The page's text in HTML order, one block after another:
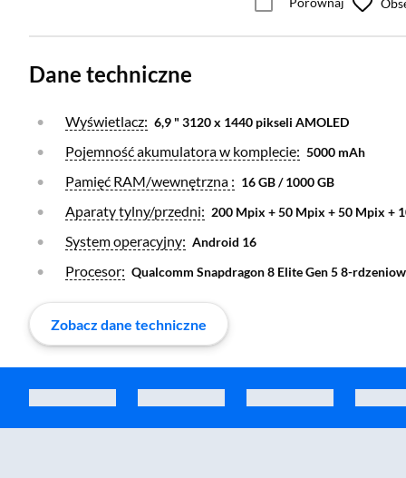
Dane techniczne
Otwórz warstwę
Wyświetlacz: 6,9 " 3120 x 1440 pikseli AMOLED
Otwórz warstwę
Pojemność akumulatora w komplecie: 5000 mAh
Otwórz warstwę
Pamięć RAM/wewnętrzna : 16 GB / 1000 GB
Otwórz warstwę
Aparaty tylny/przedni: 200 Mpix + 50 Mpix + 50 Mpix +
Otwórz warstwę
System operacyjny: Android 16
Otwórz warstwę
Procesor: Qualcomm Snapdragon 8 Elite Gen 5 8-
Zobacz dane techniczne